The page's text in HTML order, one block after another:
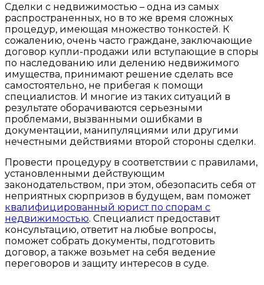
Сделки с недвижимостью – одна из самых
распространенных, но в то же время сложных
процедур, имеющая множество тонкостей. К
сожалению, очень часто граждане, заключающие
договор купли-продажи или вступающие в споры
по наследованию или делению недвижимого
имущества, принимают решение сделать все
самостоятельно, не прибегая к помощи
специалистов. И многие из таких ситуаций в
результате оборачиваются серьезными
проблемами, вызванными ошибками в
документации, манипуляциями или другими
нечестными действиями второй стороны сделки.
Провести процедуру в соответствии с правилами,
установленными действующим
законодательством, при этом, обезопасить себя от
неприятных сюрпризов в будущем, вам поможет
квалифицированный юрист по спорам с
недвижимостью. Специалист предоставит
консультацию, ответит на любые вопросы,
поможет собрать документы, подготовить
договор, а также возьмет на себя ведение
переговоров и защиту интересов в суде.